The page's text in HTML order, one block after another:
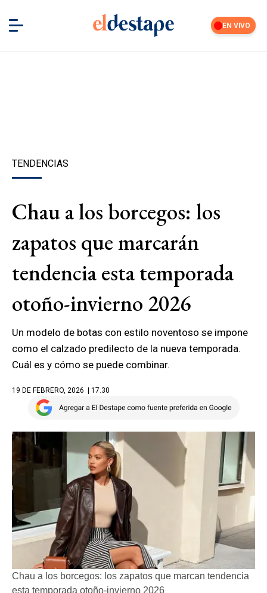
EN VIVO
TENDENCIAS
Chau a los borcegos: los
zapatos que marcarán
tendencia esta temporada
otoño-invierno 2026
Un modelo de botas con estilo noventoso se impone
como el calzado predilecto de la nueva temporada.
Cuál es y cómo se puede combinar.
19 DE FEBRERO, 2026 | 17.30
Chau a los borcegos: los zapatos que marcan tendencia
esta temporada otoño-invierno 2026